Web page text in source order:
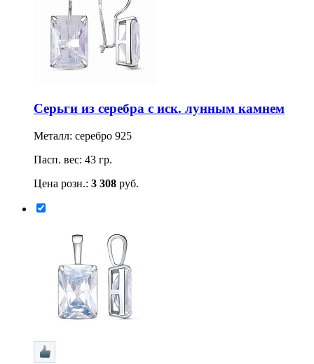
Серьги из серебра с иск. лунным камнем
Металл: серебро 925
Пасп. вес: 43 гр.
Цена розн.: 3 308 руб.